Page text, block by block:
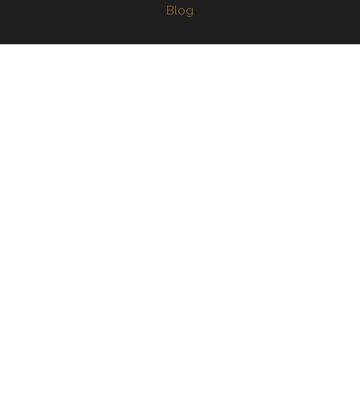
Blog